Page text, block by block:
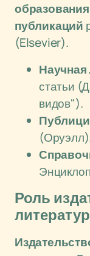
образования
публикаций
(Elsevier).
Научная
статьи
видов").
Роль